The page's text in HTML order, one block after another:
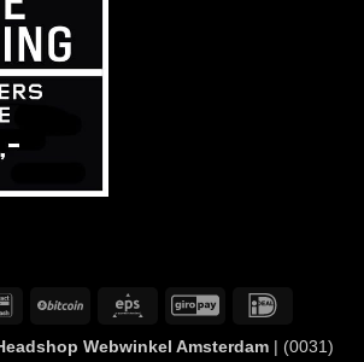
BancontactBitCoin Eps GiroPay
Webwinkel Amsterdam| (0031)